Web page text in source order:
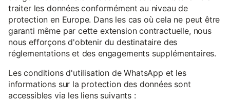
traiter les données conformément au niveau de
protection en Europe. Dans les cas où cela ne peut être
garanti même par cette extension contractuelle, nous
nous efforçons d'obtenir du destinataire des
réglementations et des engagements supplémentaires.
Les conditions d'utilisation de WhatsApp et les
informations sur la protection des données sont
accessibles via les liens suivants :